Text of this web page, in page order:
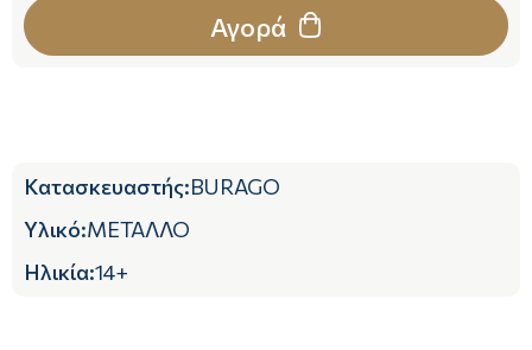
Αγορά
Κατασκευαστής:BURAGO
Υλικό:ΜΕΤΑΛΛΟ
Ηλικία:14+